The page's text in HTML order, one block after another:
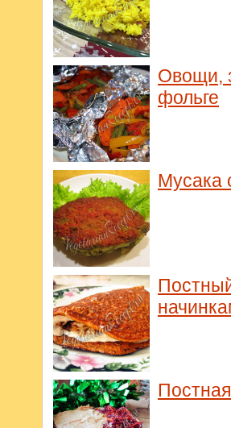
Овощи,
фольге
Мусака